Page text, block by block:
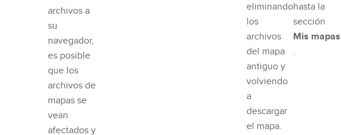
archivos a
su
navegador,
es posible
que los
archivos de
mapas se
vean
afectados y
eliminando
los
archivos
del mapa
antiguo y
volviendo
a
descargar
el mapa.
hasta la
sección
Mis mapas
.